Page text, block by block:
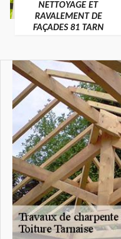
NETTOYAGE ET
RAVALEMENT DE
FAÇADES 81 TARN